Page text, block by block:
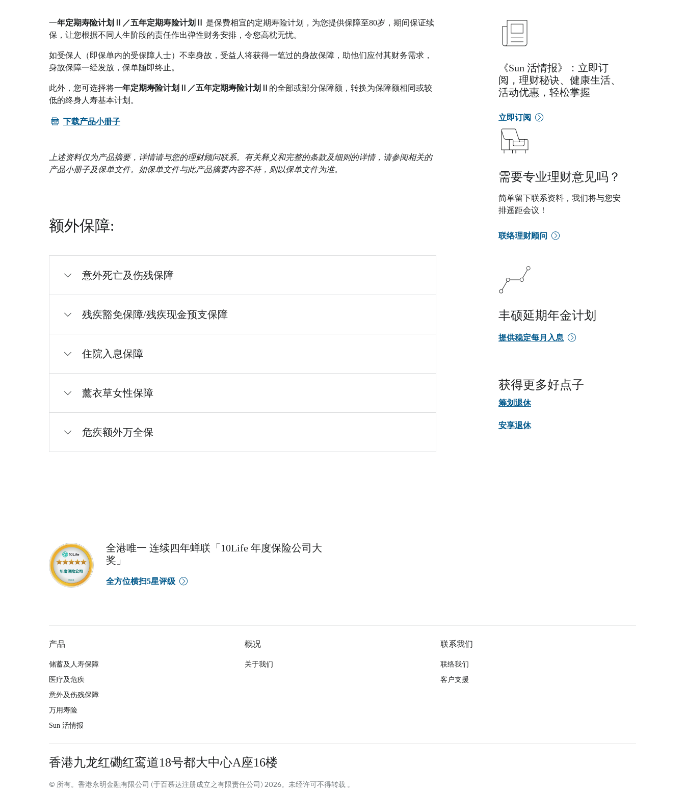
一年定期寿险计划Ⅱ／五年定期寿险计划Ⅱ
是保费相宜的定期寿险计划，为您提供保障至80岁，期间保证续
保，让您根据不同人生阶段的责任作出弹性财务安排，令您高枕无忧。
如受保人（即保单内的受保障人士）不幸身故，受益人将获得一笔过的身故保障，助他们应付其财务需求，
身故保障一经发放，保单随即终止。
此外，您可选择将一年定期寿险计划Ⅱ／五年定期寿险计划Ⅱ 的全部或部分保障额，转换为保障额相同或较
低的终身人寿基本计划。
PDF下载产品小册子
上述资料仅为产品摘要，详情请与您的理财顾问联系。有关释义和完整的条款及细则的详情，请参阅相关的
产品小册子及保单文件。如保单文件与此产品摘要内容不符，则以保单文件为准。
额外保障:
意外死亡及伤残保障
残疾豁免保障/残疾现金预支保障
住院入息保障
薰衣草女性保障
危疾额外万全保
《Sun 活情报》：立即订
阅，理财秘诀、健康生活、
活动优惠，轻松掌握
立即订阅
需要专业理财意见吗？
简单留下联系资料，我们将与您安
排遥距会议！
联络理财顾问
丰硕延期年金计划
提供稳定每月入息
获得更多好点子
筹划退休
安享退休
全港唯一 连续四年蝉联「10Life 年度保险公司大
奖」
全方位横扫5星评级
产品
储蓄及人寿保障
医疗及危疾
意外及伤残保障
万用寿险
Sun 活情报
概况
关于我们
联系我们
联络我们
客户支援
香港九龙红磡红鸾道18号都大中心A座16楼
© 所有。香港永明金融有限公司 (于百慕达注册成立之有限责任公司) 2026。未经许可不得转载 。